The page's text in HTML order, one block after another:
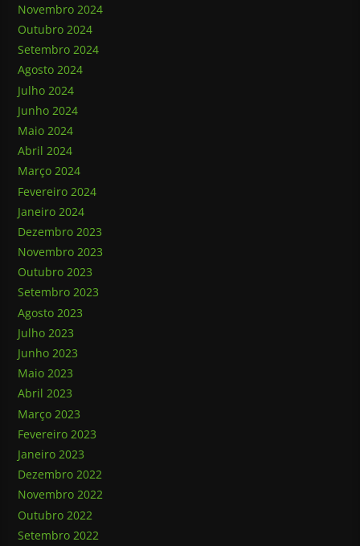
Novembro 2024
Outubro 2024
Setembro 2024
Agosto 2024
Julho 2024
Junho 2024
Maio 2024
Abril 2024
Março 2024
Fevereiro 2024
Janeiro 2024
Dezembro 2023
Novembro 2023
Outubro 2023
Setembro 2023
Agosto 2023
Julho 2023
Junho 2023
Maio 2023
Abril 2023
Março 2023
Fevereiro 2023
Janeiro 2023
Dezembro 2022
Novembro 2022
Outubro 2022
Setembro 2022